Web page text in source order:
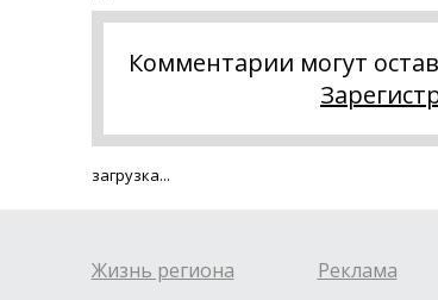
Комментарии могут
загрузка...
Жизнь региона Реклама